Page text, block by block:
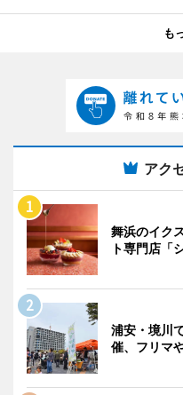
も
アク
舞浜のイク
ト専門店「
浦安・境川
催、フリマ